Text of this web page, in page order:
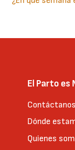
El Parto es
Contáctanos
Dónde
Quienes